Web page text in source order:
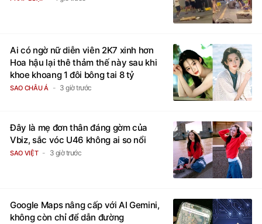
Ai có ngờ nữ diễn viên 2K7 xinh hơn
Hoa hậu lại thê thảm thế này sau khi
khoe khoang 1 đôi bông tai 8 tỷ
SAO CHÂU Á 3 giờ trước
Đây là mẹ đơn thân đáng gờm của
Vbiz, sắc vóc U46 không ai so nổi
SAO VIỆT 3 giờ trước
Google Maps nâng cấp với AI Gemini,
không còn chỉ để dẫn đường